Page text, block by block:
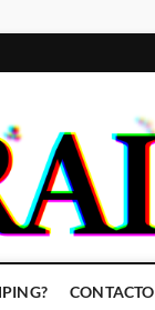
CONTACTO